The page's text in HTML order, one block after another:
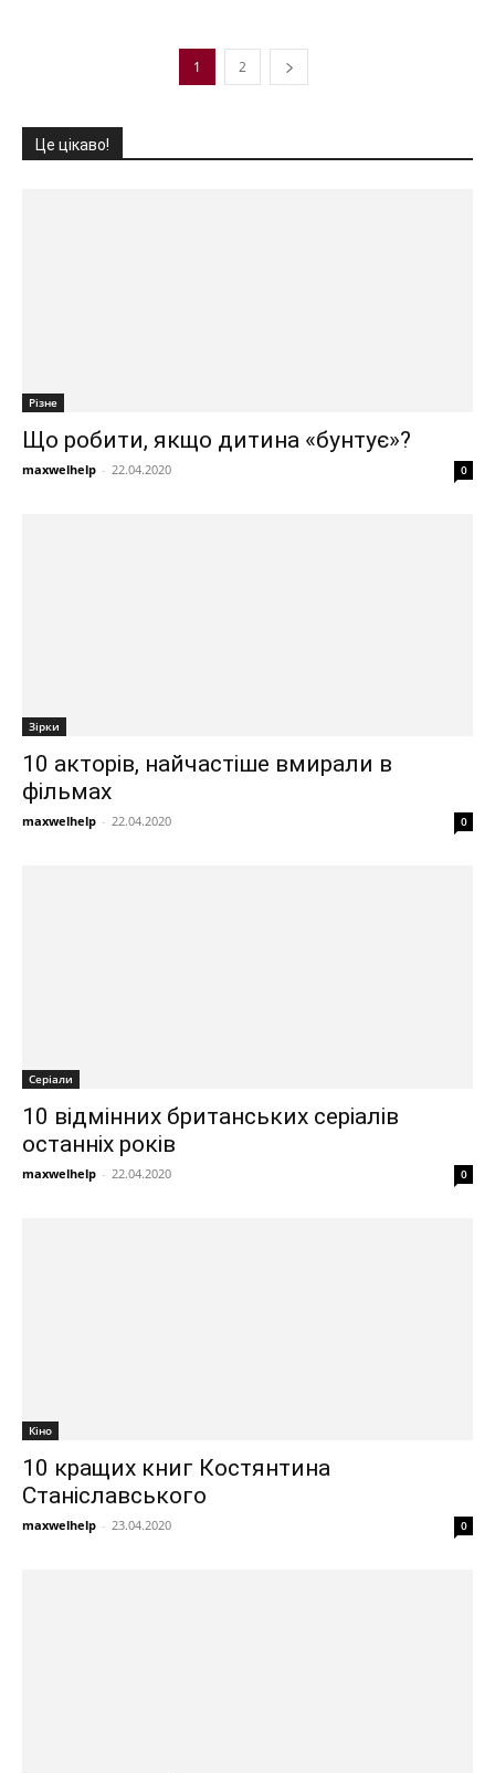
1 2
Це цікаво!
Різне
Що робити, якщо дитина «бунтує»?
maxwelhelp - 22.04.2020 0
Зірки
10 акторів, найчастіше вмирали в
фільмах
maxwelhelp - 22.04.2020 0
Серіали
10 відмінних британських серіалів
останніх років
maxwelhelp - 22.04.2020 0
Кіно
10 кращих книг Костянтина
Станіславського
maxwelhelp - 23.04.2020 0